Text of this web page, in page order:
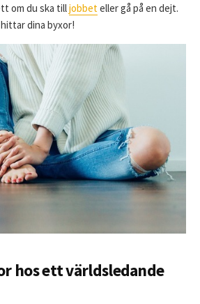
om du ska tilljobbeteller gå på en dejt.
dina byxor!
hos ett världsledande